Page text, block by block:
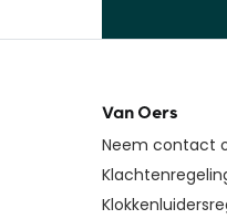
Van Oers
Neem contact